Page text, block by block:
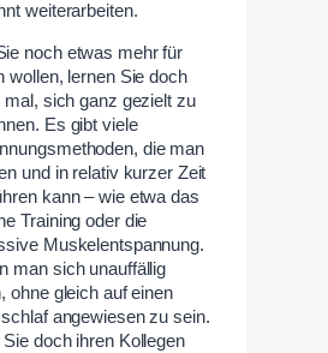
weiterarbeiten.
noch etwas mehr für
wollen, lernen Sie doch
mal, sich ganz gezielt zu
Es gibt viele
die man
und in relativ kurzer Zeit
kann – wie etwa das
Training oder die
Muskelentspannung.
man sich unauffällig
ohne gleich auf einen
angewiesen zu sein.
Sie doch ihren Kollegen